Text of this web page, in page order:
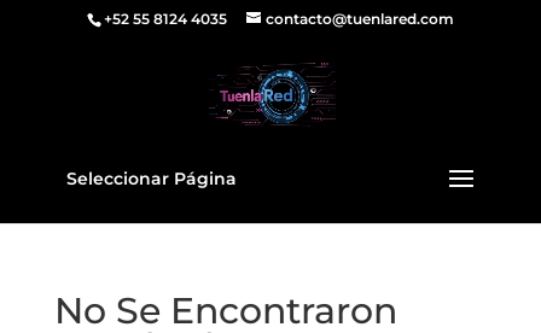
+52 55 8124 4035 contacto@tuenlared.com
Seleccionar Página
No Se Encontraron